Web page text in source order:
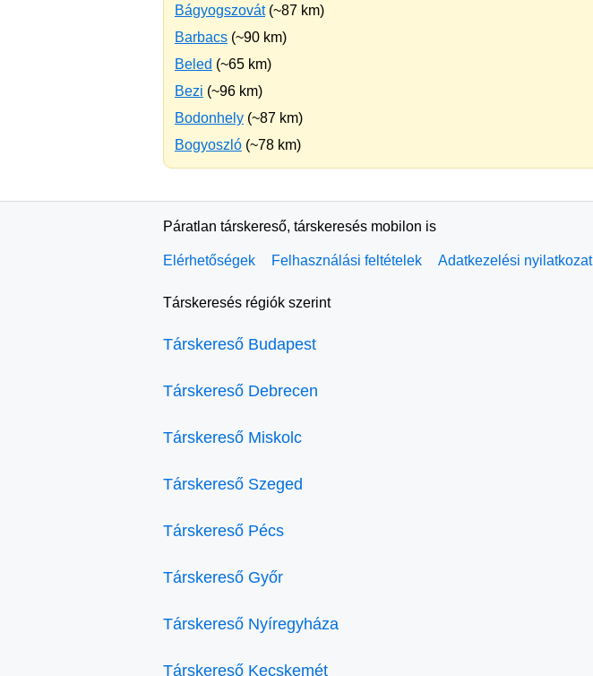
Bágyogszovát(~87 km)
Barbacs (~90 km)
Beled (~65 km)
Bezi (~96 km)
Bodonhely (~87 km)
Bogyoszló (~78 km)
Páratlan társkereső, társkeresés mobilon is
Elérhetőségek Felhasználási feltételek Adatkezelési nyilatkozat
Társkeresés régiók szerint
Társkereső Budapest
Társkereső Debrecen
Társkereső Miskolc
Társkereső Szeged
Társkereső Pécs
Társkereső Győr
Társkereső Nyíregyháza
Társkereső Kecskemét